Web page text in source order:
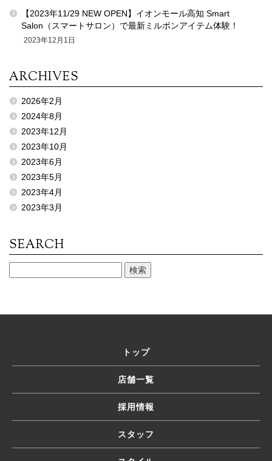
【2023年11/29 NEW OPEN】イオンモール高知 Smart
Salon（スマートサロン）で最新ミルボンアイテム体験！
2023年12月1日
ARCHIVES
2026年2月
2024年8月
2023年12月
2023年10月
2023年6月
2023年5月
2023年4月
2023年3月
SEARCH
トップ
店舗一覧
採用情報
スタッフ